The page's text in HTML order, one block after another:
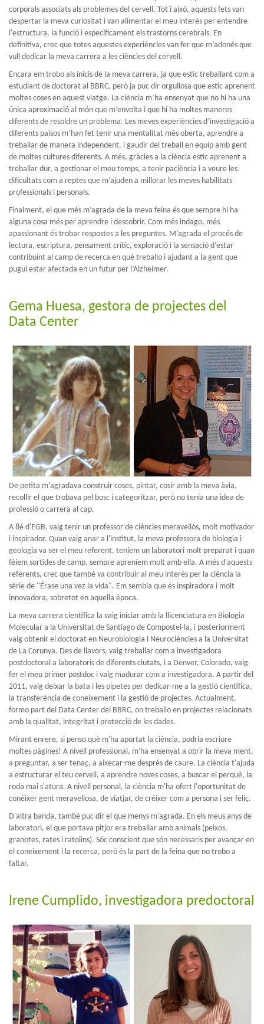
corporals associats als problemes del cervell. Tot i això, aquests fets van
despertar la meva curiositat i van alimentar el meu interès per entendre
l'estructura, la funció i específicament els trastorns cerebrals. En
definitiva, crec que totes aquestes experiències van fer que m’adonés que
vull dedicar la meva carrera a les ciències del cervell.
Encara em trobo als inicis de la meva carrera, ja que estic treballant com a
estudiant de doctorat al BBRC, però ja puc dir orgullosa que estic aprenent
moltes coses en aquest viatge. La ciència m’ha ensenyat que no hi ha una
única aproximació al món que m’envolta i que hi ha moltes maneres
diferents de resoldre un problema. Les meves experiències d’investigació a
diferents països m’han fet tenir una mentalitat més oberta, aprendre a
treballar de manera independent, i gaudir del treball en equip amb gent
de moltes cultures diferents. A més, gràcies a la ciència estic aprenent a
treballar dur, a gestionar el meu temps, a tenir paciència i a veure les
dificultats com a reptes que m’ajuden a millorar les meves habilitats
professionals i personals.
Finalment, el que més m’agrada de la meva feina és que sempre hi ha
alguna cosa més per aprendre i descobrir. Com més indago, més
apassionant és trobar respostes a les preguntes. M’agrada el procés de
lectura, escriptura, pensament crític, exploració i la sensació d’estar
contribuint al camp de recerca en què treballo i ajudant a la gent que
pugui estar afectada en un futur per l’Alzheimer.
Gema Huesa, gestora de projectes del
Data Center
De petita m'agradava construir coses, pintar, cosir amb la meva àvia,
recollir el que trobava pel bosc i categoritzar, però no tenia una idea de
professió o carrera al cap.
A 8è d'EGB, vaig tenir un professor de ciències meravellós, molt motivador
i inspirador. Quan vaig anar a l'institut, la meva professora de biologia i
geologia va ser el meu referent, teníem un laboratori molt preparat i quan
fèiem sortides de camp, sempre apreníem molt amb ella. A més d'aquests
referents, crec que també va contribuir al meu interès per la ciència la
sèrie de "Érase una vez la vida". Em sembla que és inspiradora i molt
innovadora, sobretot en aquella època.
La meva carrera científica la vaig iniciar amb la llicenciatura en Biologia
Molecular a la Universitat de Santiago de Compostel·la, i posteriorment
vaig obtenir el doctorat en Neurobiologia i Neurociències a la Universitat
de La Corunya. Des de llavors, vaig treballar com a investigadora
postdoctoral a laboratoris de diferents ciutats, i a Denver, Colorado, vaig
fer el meu primer postdoc i vaig madurar com a investigadora. A partir del
2011, vaig deixar la bata i les pipetes per dedicar-me a la gestió científica,
la transferència de coneixement i la gestió de projectes. Actualment,
formo part del Data Center del BBRC, on treballo en projectes relacionats
amb la qualitat, integritat i protecció de les dades.
Mirant enrere, si penso què m'ha aportat la ciència, podria escriure
moltes pàgines! A nivell professional, m'ha ensenyat a obrir la meva ment,
a preguntar, a ser tenaç, a aixecar-me després de caure. La ciència t'ajuda
a estructurar el teu cervell, a aprendre noves coses, a buscar el perquè, la
roda mai s'atura. A nivell personal, la ciència m'ha ofert l'oportunitat de
conèixer gent meravellosa, de viatjar, de créixer com a persona i ser feliç.
D'altra banda, també puc dir el que menys m'agrada. En els meus anys de
laboratori, el que portava pitjor era treballar amb animals (peixos,
granotes, rates i ratolins). Sóc conscient que són necessaris per avançar en
el coneixement i la recerca, però és la part de la feina que no trobo a
faltar.
Irene Cumplido, investigadora predoctoral